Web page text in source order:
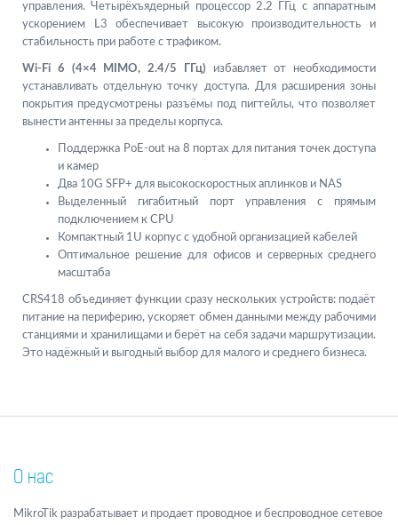
управления. Четырёхъядерный процессор 2.2 ГГц с аппаратным
ускорением L3 обеспечивает высокую производительность и
стабильность при работе с трафиком.
Wi-Fi 6 (4×4 MIMO, 2.4/5 ГГц) избавляет от необходимости
устанавливать отдельную точку доступа. Для расширения зоны
покрытия предусмотрены разъёмы под пигтейлы, что позволяет
вынести антенны за пределы корпуса.
Поддержка PoE-out на 8 портах для питания точек доступа
и камер
Два 10G SFP+ для высокоскоростных аплинков и NAS
Выделенный гигабитный порт управления с прямым
подключением к CPU
Компактный 1U корпус с удобной организацией кабелей
Оптимальное решение для офисов и серверных среднего
масштаба
CRS418 объединяет функции сразу нескольких устройств: подаёт
питание на периферию, ускоряет обмен данными между рабочими
станциями и хранилищами и берёт на себя задачи маршрутизации.
Это надёжный и выгодный выбор для малого и среднего бизнеса.
О нас
MikroTik разрабатывает и продает проводное и беспроводное сетевое